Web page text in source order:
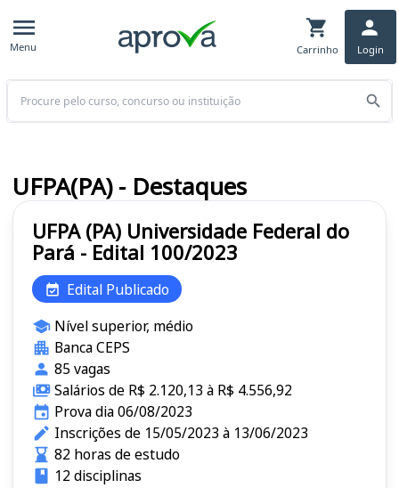
Menu Carrinho Login
Buscar
UFPA (PA) Universidade Federal do
Pará - Edital 100/2023
Edital Publicado
Nível superior, médio
Banca CEPS
85 vagas
Salários de R$ 2.120,13 à R$ 4.556,92
Prova dia 06/08/2023
Inscrições de 15/05/2023 à 13/06/2023
82 horas de estudo
12 disciplinas
UFPA(PA) - Destaques